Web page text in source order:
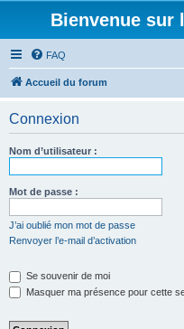
Bienvenue sur
FAQ
Accueil du forum
Connexion
Nom d’utilisateur :
Mot de passe :
J’ai oublié mon mot de passe
Renvoyer l’e-mail d’activation
Se souvenir de moi
Masquer ma présence pour cette